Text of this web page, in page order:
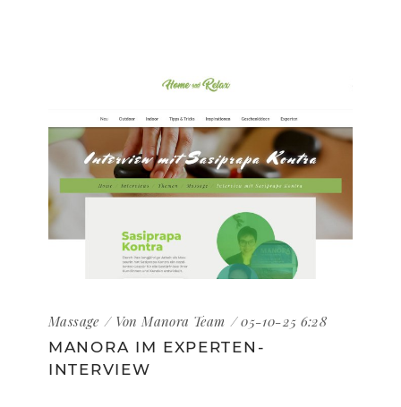
Massage Von Manora Team
05-10-25 6:28
MANORA IM EXPERTEN-
INTERVIEW